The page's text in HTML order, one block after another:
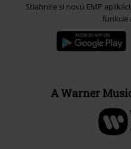
Stiahnite si novú EMP
funkcie
A Warner